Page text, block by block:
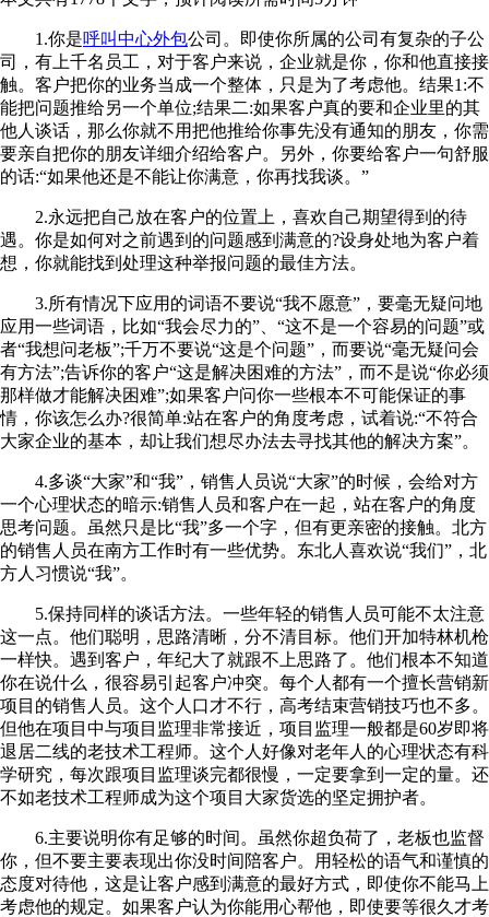
1.你是呼叫中心外包公司。即使你所属的公司有复杂的子公
司，有上千名员工，对于客户来说，企业就是你，你和他直接接
触。客户把你的业务当成一个整体，只是为了考虑他。结果1:不
能把问题推给另一个单位;结果二:如果客户真的要和企业里的其
他人谈话，那么你就不用把他推给你事先没有通知的朋友，你需
要亲自把你的朋友详细介绍给客户。另外，你要给客户一句舒服
的话:“如果他还是不能让你满意，你再找我谈。”
2.永远把自己放在客户的位置上，喜欢自己期望得到的待
遇。你是如何对之前遇到的问题感到满意的?设身处地为客户着
想，你就能找到处理这种举报问题的最佳方法。
3.所有情况下应用的词语不要说“我不愿意”，要毫无疑问地
应用一些词语，比如“我会尽力的”、“这不是一个容易的问题”或
者“我想问老板”;千万不要说“这是个问题”，而要说“毫无疑问会
有方法”;告诉你的客户“这是解决困难的方法”，而不是说“你必须
那样做才能解决困难”;如果客户问你一些根本不可能保证的事
情，你该怎么办?很简单:站在客户的角度考虑，试着说:“不符合
大家企业的基本，却让我们想尽办法去寻找其他的解决方案”。
4.多谈“大家”和“我”，销售人员说“大家”的时候，会给对方
一个心理状态的暗示:销售人员和客户在一起，站在客户的角度
思考问题。虽然只是比“我”多一个字，但有更亲密的接触。北方
的销售人员在南方工作时有一些优势。东北人喜欢说“我们”，北
方人习惯说“我”。
5.保持同样的谈话方法。一些年轻的销售人员可能不太注意
这一点。他们聪明，思路清晰，分不清目标。他们开加特林机枪
一样快。遇到客户，年纪大了就跟不上思路了。他们根本不知道
你在说什么，很容易引起客户冲突。每个人都有一个擅长营销新
项目的销售人员。这个人口才不行，高考结束营销技巧也不多。
但他在项目中与项目监理非常接近，项目监理一般都是60岁即将
退居二线的老技术工程师。这个人好像对老年人的心理状态有科
学研究，每次跟项目监理谈完都很慢，一定要拿到一定的量。还
不如老技术工程师成为这个项目大家货选的坚定拥护者。
6.主要说明你有足够的时间。虽然你超负荷了，老板也监督
你，但不要主要表现出你没时间陪客户。用轻松的语气和谨慎的
态度对待他，这是让客户感到满意的最好方式，即使你不能马上
考虑他的规定。如果客户认为你能用心帮他，即使要等很久才考